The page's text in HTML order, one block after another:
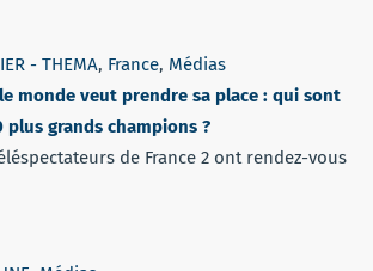
- THEMA, France, Médias
monde veut prendre sa place : qui sont
plus grands champions ?
de France 2 ont rendez-vous